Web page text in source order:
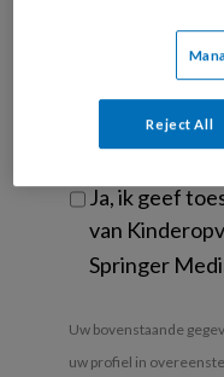
Ontvang
Weekoverzicht
Ja, ik geef
van
Springer
Uw bovenstaande
uw profiel in
Reject All